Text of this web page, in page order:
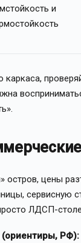
и
остров, цены
сервисную
ЛДСП-
(ориентиры, РФ):